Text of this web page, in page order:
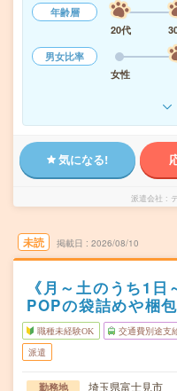
年齢層
20代
男女比率
女性
気になる!
派遣会社
未読 掲載日 2026/08/10
《月～土のうち1
POPの袋詰めや梱
職種未経験OK 交通費別途支
派遣
勤務地
埼玉県富士見市